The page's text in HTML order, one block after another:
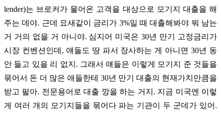
lender)는 브로커가 물어온 고객을 대상으로 모기지 대출을 해
주는 데야. 근데 요새같이 금리가 3%일 때 대출해봐야 뭐 남는
거 거의 없을 거 아니야. 심지어 미국은 30년 만기 고정금리가
시장 컨벤션인데, 얘들도 땅 파서 장사하는 게 아니면 30년 동
안 들고 있을 리 없지. 그래서 얘들은 이렇게 모기지 준 것들을
묶어서 돈 더 많은 애들한테 30년 만기 대출의 현재가치만큼을
받고 팔아. 전문용어로 대출 깡을 하는 거지. 지금 미국엔 이렇
게 여러 개의 모기지들을 묶어다 파는 기관이 두 군데가 있어.